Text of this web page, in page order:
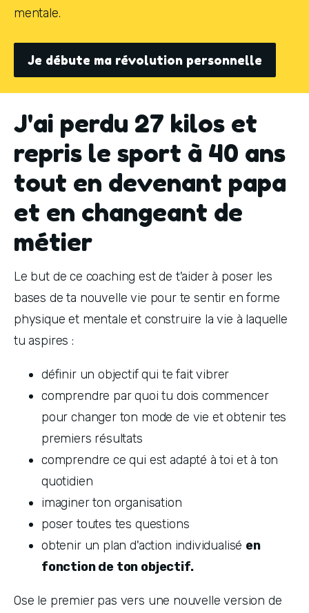
mentale.
Je débute ma révolution personnelle
J'ai perdu 27 kilos et
repris le sport à 40 ans
tout en devenant papa
et en changeant de
métier
Le but de ce coaching est de t'aider à poser les
bases de ta nouvelle vie pour te sentir en forme
physique et mentale et construire la vie à laquelle
tu aspires :
définir un objectif qui te fait vibrer
comprendre par quoi tu dois commencer
pour changer ton mode de vie et obtenir tes
premiers résultats
comprendre ce qui est adapté à toi et à ton
quotidien
imaginer ton organisation
poser toutes tes questions
obtenir un plan d'action individualisé en
fonction de ton objectif.
Ose le premier pas vers une nouvelle version de